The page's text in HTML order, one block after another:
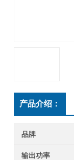
产品介绍：
品牌
输出功率